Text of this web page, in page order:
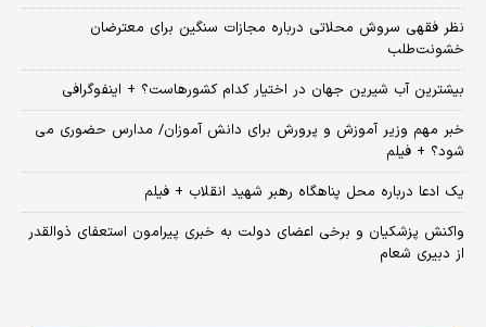
نظر فقهی سروش محلاتی درباره مجازات سنگین برای معترضان
خشونت‌طلب
بیشترین آب شیرین جهان در اختیار کدام کشورهاست؟ + اینفوگرافی
خبر مهم وزیر آموزش و پرورش برای دانش آموزان/ مدارس حضوری می
شود؟ + فیلم
یک ادعا درباره محل پناهگاه‌ رهبر شهید انقلاب + فیلم
واکنش پزشکیان و برخی اعضای دولت به خبری پیرامون استعفای ذوالقدر
از دبیری شعام